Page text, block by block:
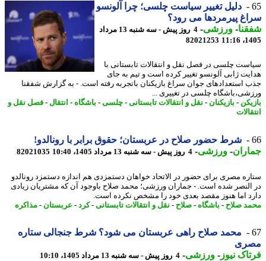
دلیل تغییر سیاست چلسی؛ چرا آلونسو
پیرمردها می رود؟
-ورزشی-
4 روز پیش - سه شنبه 13 مرداد
82021253
چلسی در فصل نقل و انتقالات تابستانی با
ژابی آلونسو تغییر کرده است و تیم به جای
استعدادهای جوان سراغ بازیکنان باتجربه رفته است. - به گزارش شفقنا
چلسی در تغییری ...
-بازیکنان-نقل و انتقالات تابستانی-چلسی-باشگاه-انتقال-فصل نقل و
شرط حضور صلاح در عربستان؛ حقوق برابر با رونالدو!
- ورزشی-4 روز پیش - سه شنبه 13 مرداد 1405، 10:40 82021035
مصری برای حضور در الاتحاد خواهان دستمزدی هم اندازه دستمزد رونالدو
شده است. - جماران ورزشی؛ محمد صلاح باوجود آن که مشتریان زیادی
اما هنوز مقصد بعدی خود را مشخص نکرده است.
صلاح-باشگاه-صلاح-نقل و انتقالات تابستانی-کرد-عربستان-مذاکره
محمد صلاح راهی عربستان می شود؟ شرط جنجالی ستاره
نیوز-ورزشی-4 روز پیش - سه شنبه 13 مرداد 1405، 10:10